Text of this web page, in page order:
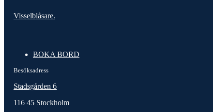
Visselblåsare.
BOKA BORD
Besöksadress
Stadsgården 6
116 45 Stockholm